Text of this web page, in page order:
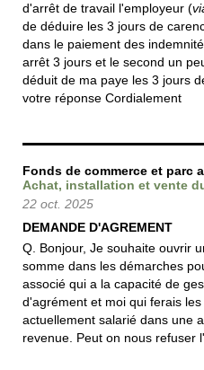
d'arrêt de travail l'employeur (
de déduire les 3 jours de
dans le paiement des
arrêt 3 jours et le second un
déduit de ma paye les 3 jours
votre réponse Cordialement
Fonds de commerce et parc
Achat, installation et vente
22 oct. 2025
DEMANDE D'AGREMENT
Q. Bonjour, Je souhaite ouvrir
somme dans les démarches
associé qui a la capacité de
d'agrément et moi qui ferais
actuellement salarié dans une
revenue. Peut on nous refuser